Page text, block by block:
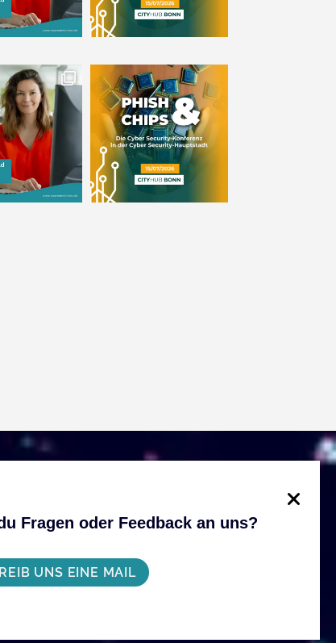
Fragen oder Feedback an uns?
UNS EINE MAIL